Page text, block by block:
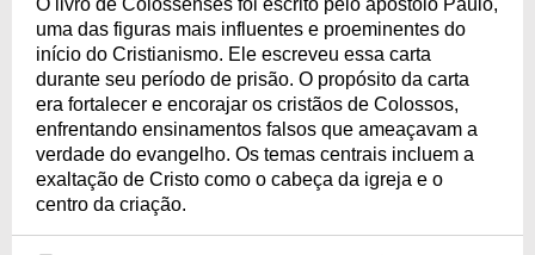
O livro de Colossenses foi escrito pelo apóstolo Paulo,
uma das figuras mais influentes e proeminentes do
início do Cristianismo. Ele escreveu essa carta
durante seu período de prisão. O propósito da carta
era fortalecer e encorajar os cristãos de Colossos,
enfrentando ensinamentos falsos que ameaçavam a
verdade do evangelho. Os temas centrais incluem a
exaltação de Cristo como o cabeça da igreja e o
centro da criação.